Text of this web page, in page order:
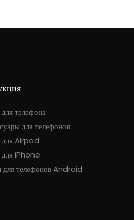
телефона
для телефонов
для Airpod
для iPhone
для телефонов Android